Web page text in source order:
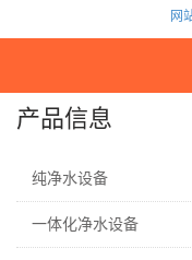
网
产品信息
纯净水设备
一体化净水设备